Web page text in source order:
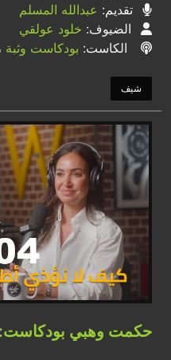
تقديم: عبدالله المسلم
الضيوف: خلود عولقي
الكاست: بودكاست وثبة
شيف
حكمت وهبي بودكاست: Hala Ayash هلا عياش